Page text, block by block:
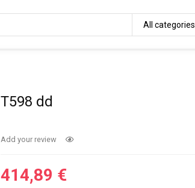
All categories
T598 dd
Add your review
414,89 €